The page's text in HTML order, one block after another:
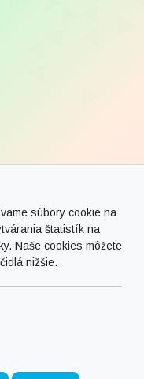
súbory cookie na
štatistík na
Naše cookies môžete
nižšie.